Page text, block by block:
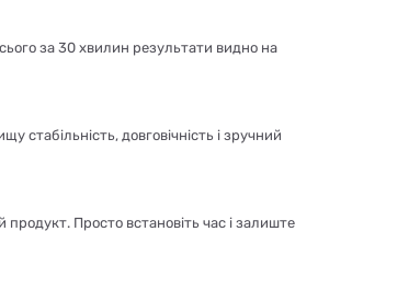
за 30 хвилин результати видно на
стабільність, довговічність і зручний
Просто встановіть час і залиште